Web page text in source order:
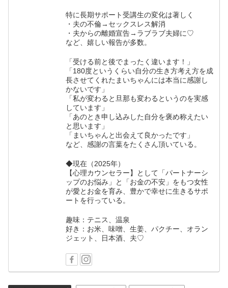
特に長期サポート受講生の変化は著しく
・夫の不倫→セックスレス解消
・夫からの離婚宣告→ラブラブ夫婦に♡
など、嬉しい報告が多数。
「受ける前と後でまったく違います！」
「180度というくらい自分の生き方考え方を成
長させてくれたまいちゃんには本当に感謝し
かないです」
「私が変わると旦那も変わるというのを実感
しています」
「あのとき申し込みした自分を褒め称えたい
と思います」
「まいちゃんと出会えて良かったです」
など、感謝の言葉をたくさん頂いている。
◆現在（2025年）
【心理カウンセラー】として「パートナーシ
ップのお悩み」と「お金の不安」をもつ女性
が愛とお金を育み、豊かで幸せに生きるサポ
ートを行っている。
趣味：テニス、温泉
好き：お米、味噌、生姜、パクチー、オラン
ジェット、日本酒、夫♡